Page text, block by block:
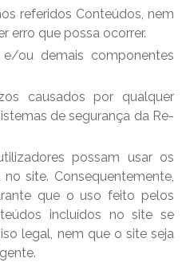
referidos Conteúdos, nem
erro que possa ocorrer.
ou demais componentes
causados por qualquer
de segurança da Re-
possam usar os
site. Consequentemente,
que o uso feito pelos
incluídos no site se
legal, nem que o site seja